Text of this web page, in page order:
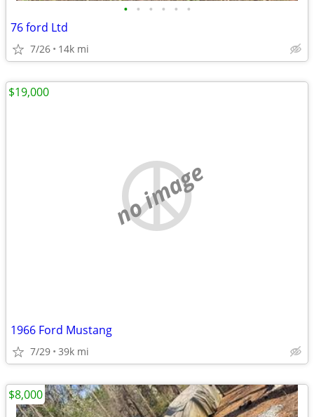
• • • • • •
76 ford Ltd
7/26 14k mi
no image
1966 Ford Mustang
7/29 39k mi
$19,000
$8,000